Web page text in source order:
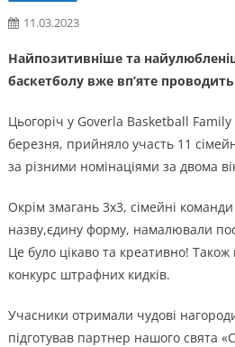
11.03.2023
Найпозитивніше та
баскетболу вже вп’яте
Цьогоріч у Goverla Basketball
березня, прийняло участь 11
за різними номінаціями за двома
Окрім змагань 3х3, сімейні
назву,єдину форму, намалювали
Це було цікаво та креативно!
конкурс штрафних кидків.
Учасники отримали чудові
підготував партнер нашого свята